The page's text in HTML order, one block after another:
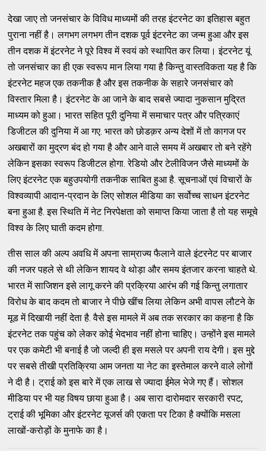
देखा जाए तो जनसंचार के विविध माध्यमों की तरह इंटरनेट का इतिहास बहुत
पुराना नहीं है। लगभग लगभग तीन दशक पूर्व इंटरनेट का जन्म हुआ और इस
तीन दशक में इंटरनेट ने पूरे विश्व में स्वयं को स्थापित कर लिया। इंटरनेट यूं
तो जनसंचार का ही एक स्वरूप मान लिया गया है किन्तु वास्तविकता यह है कि
इंटरनेट महज एक तकनीक है और इस तकनीक के सहारे जनसंचार को
विस्तार मिला है। इंटरनेट के आ जाने के बाद सबसे ज्यादा नुकसान मुद्रित
माध्यम को हुआ। भारत सहित पूरी दुनिया में समाचार पत्र और पत्रिकाएं
डिजीटल की दुनिया में आ गए. भारत को छोडक़र अन्य देशों में तो कागज पर
अखबारों का मुद्रण बंद हो गया है और आने वाले समय में अखबार तो बने रहेंगे
लेकिन इसका स्वरूप डिजीटल होगा. रेडियो और टेलीविजन जैसे माध्यमों के
लिए इंटरनेट एक बहुउपयोगी तकनीक साबित हुआ है. सूचनाओं एवं विचारों के
विश्वव्यापी आदान-प्रदान के लिए सोशल मीडिया का सर्वोच्च साधन इंटरनेट
बना हुआ है. इस स्थिति में नेट निरपेक्षता को समाप्त किया जाता है तो यह समूचे
विश्व के लिए घाती कदम होगा.
तीस साल की अल्प अवधि में अपना साम्राज्य फैलाने वाले इंटरनेट पर बाजार
की नजर पहले से थी लेकिन शायद वे थोड़ा और समय इंतजार करना चाहते थे.
भारत में साजिशन इसे लागू करने की प्रक्रिया आरंभ की गई किन्तु लगातार
विरोध के बाद कदम तो बाजार ने पीछे खींच लिया लेकिन अभी वापस लौटने के
मूड में दिखायी नहीं देता है. वैसे इस मामले में अब तक सरकार का कहना है कि
इंटरनेट तक पहुंच को लेकर कोई भेदभाव नहीं होना चाहिए। उन्होंने इस मामले
पर एक कमेटी भी बनाई है जो जल्दी ही इस मसले पर अपनी राय देगी। इस मुद्दे
पर सबसे तीखी प्रतिक्रिया आम जनता या नेट का इस्तेमाल करने वाले लोगों
ने दी है। ट्राई को इस बारे में एक लाख से ज्यादा ईमेल भेजे गए हैं। सोशल
मीडिया पर भी यह विषय छाया हुआ है। अब सारा दारोमदार सरकारी रपट,
ट्राई की भूमिका और इंटरनेट यूजर्स की एकता पर टिका है क्योंकि मसला
लाखों-करोड़ों के मुनाफे का है।